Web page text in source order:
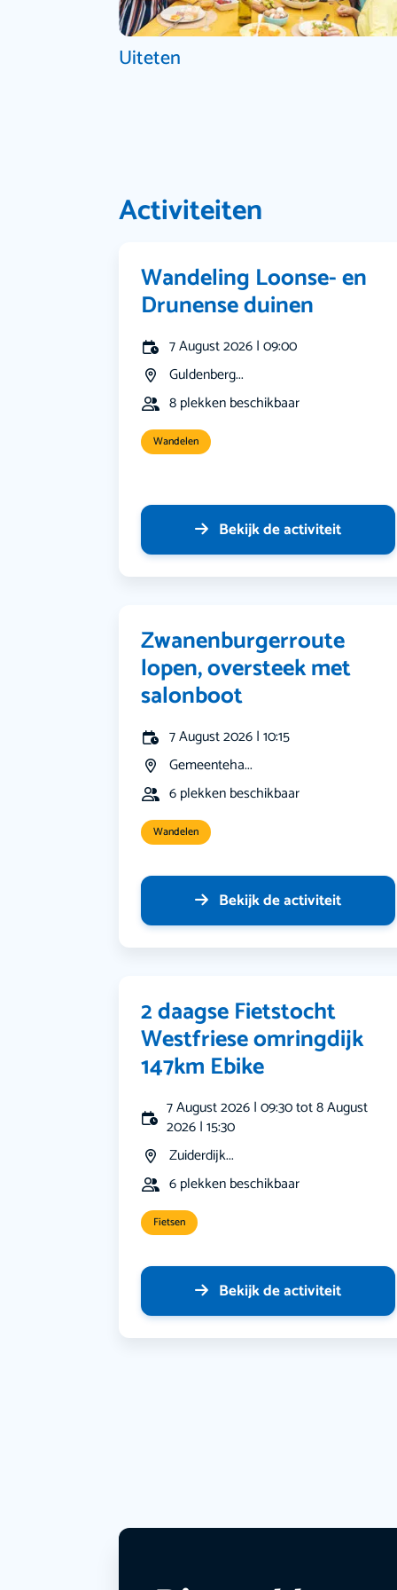
Uiteten
Activiteiten
Wandeling Loonse- en
Drunense duinen
7 August 2026 | 09:00
Guldenberg...
8 plekken beschikbaar
Wandelen
Bekijk de activiteit
Zwanenburgerroute
lopen, oversteek met
salonboot
7 August 2026 | 10:15
Gemeenteha...
6 plekken beschikbaar
Wandelen
Bekijk de activiteit
2 daagse Fietstocht
Westfriese omringdijk
147km Ebike
7 August 2026 | 09:30 tot 8 August
2026 | 15:30
Zuiderdijk...
6 plekken beschikbaar
Fietsen
Bekijk de activiteit